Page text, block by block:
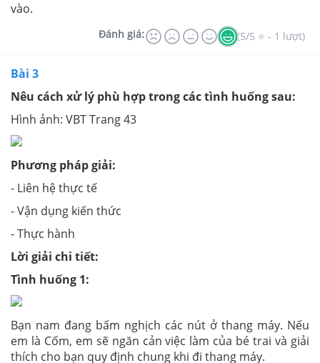
vào.
Đánh giá: (5/5 ⭐ - 1 lượt)
Bài 3
Nêu cách xử lý phù hợp trong các tình huống sau:
Hình ảnh: VBT Trang 43
Phương pháp giải:
- Liên hệ thực tế
- Vận dụng kiến thức
- Thực hành
Lời giải chi tiết:
Tình huống 1:
Bạn nam đang bấm nghịch các nút ở thang máy. Nếu
em là Cốm, em sẽ ngăn cản việc làm của bé trai và giải
thích cho bạn quy định chung khi đi thang máy.